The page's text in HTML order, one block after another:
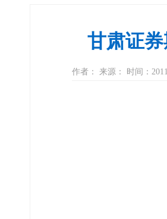
甘肃证
作者： 来源： 时间：